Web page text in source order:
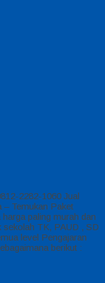
2282-1060 Jual
– Temukan Paket
paling murah dan
sekolah TK, PAUD , SD
level Pengajaran
berikut :